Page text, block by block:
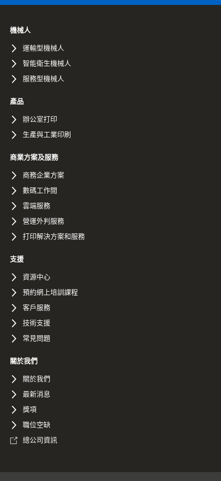
機械人
運輸型機械人
智能衛生機械人
服務型機械人
產品
辦公室打印
生產與工業印刷
商業方案及服務
商務企業方案
數碼工作間
雲端服務
營運外判服務
打印解決方案和服務
支援
資源中心
預約網上培訓課程
客戶服務
技術支援
常見問題
關於我們
關於我們
最新消息
獎項
職位空缺
總公司資訊